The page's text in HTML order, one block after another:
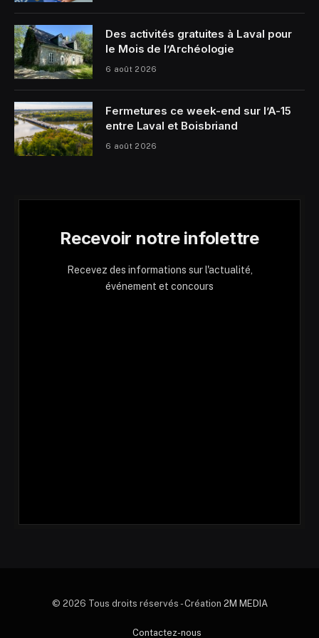
Des activités gratuites à Laval pour
le Mois de l’Archéologie
6 août 2026
Fermetures ce week-end sur l’A-15
entre Laval et Boisbriand
6 août 2026
Recevoir notre infolettre
Recevez des informations sur l'actualité,
événement et concours
© 2026 Tous droits réservés - Création 2M MEDIA
Contactez-nous